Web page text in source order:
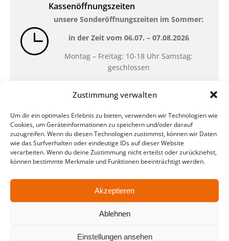
Zustimmung verwalten
Um dir ein optimales Erlebnis zu bieten, verwenden wir Technologien wie
Cookies, um Geräteinformationen zu speichern und/oder darauf
zuzugreifen. Wenn du diesen Technologien zustimmst, können wir Daten
wie das Surfverhalten oder eindeutige IDs auf dieser Website
verarbeiten. Wenn du deine Zustimmung nicht erteilst oder zurückziehst,
können bestimmte Merkmale und Funktionen beeinträchtigt werden.
Akzeptieren
Ablehnen
Einstellungen ansehen
Kassenöffnungszeiten
unsere Sonderöffnungszeiten im Sommer:
in der Zeit vom 06.07. – 07.08.2026
Montag – Freitag: 10-18 Uhr Samstag:
geschlossen
QUARTERBACK Immobilien ARENA
Am Sportforum 2, 04105 Leipzig
Sie erreichen uns mit dem Öffentlichen
Nahverkehr: Straßenbahn Linien 3, 4, 7, 8, 15
Parken ist während des Ticketkaufs möglich.